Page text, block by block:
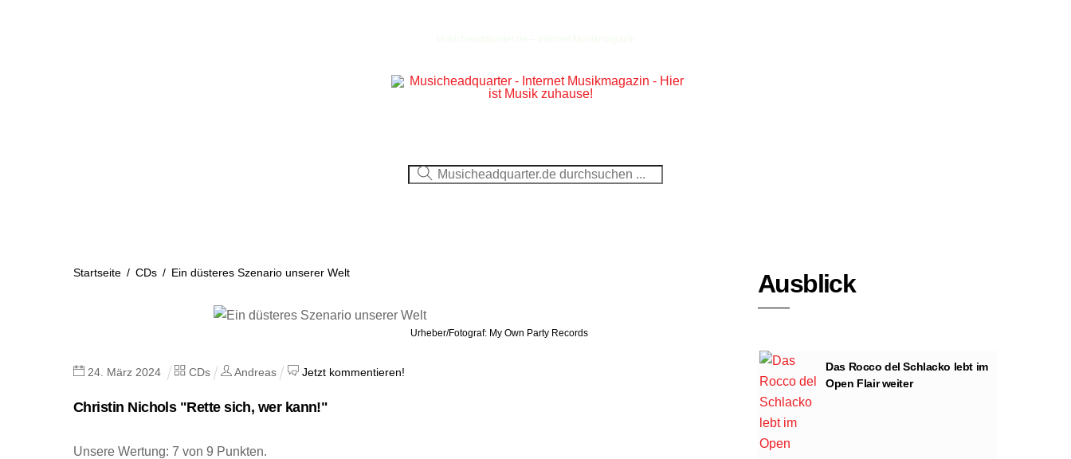
Startseite / CDs / Ein düsteres Szenario unserer Welt
Urheber/Fotograf: My Own Party Records
24 März 2024 CDs Andreas Jetzt kommentieren!
Christin Nichols "Rette sich, wer kann!"
Unsere Wertung: 7 von 9 Punkten.
Ausblick
Das Rocco del Schlacko lebt im
Open Flair weiter